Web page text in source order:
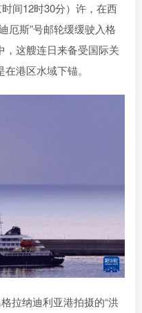
间12时30分）许，在西
厄斯”号邮轮缓缓驶入格
，这艘连日来备受国际关
港区水域下锚。
拉纳迪利亚港拍摄的“洪